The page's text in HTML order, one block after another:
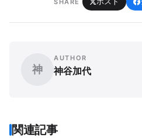
神
AUTHOR
神谷加代
関連記事